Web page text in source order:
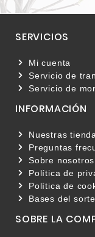
SERVICIOS
Mi cuenta
Servicio de
Servicio de
INFORMACIÓN
Nuestras
Preguntas
Sobre nosotros
Política de
Política de
Bases del
SOBRE LA